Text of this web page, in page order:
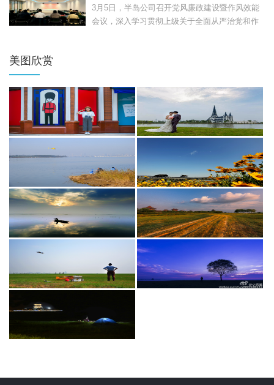
3月5日，半岛公司召开党风廉政建设暨作风效能
会议，深入学习贯彻上级关于全面从严治党和作
美图欣赏